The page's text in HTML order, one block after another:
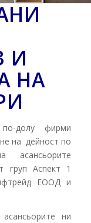
И
НА
долу фирми
на дейност по
асансьорите
груп Аспект 1
ЕООД и
ни